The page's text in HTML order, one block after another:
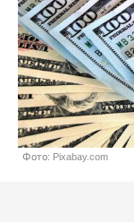
Фото: Pixabay.com